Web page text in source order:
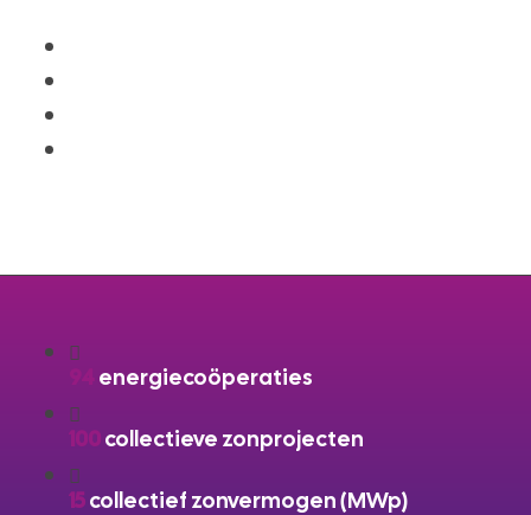
94 energiecoöperaties
100collectieve zonprojecten
15collectief zonvermogen (MWp)